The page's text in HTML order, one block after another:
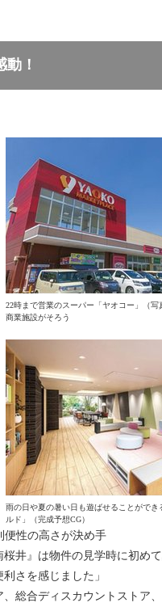
！
22時まで営業のスーパー「ヤオコー」（写
商業施設がそろう
雨の日や夏の暑い日も遊ばせることができ
ルド」（完成予想CG）
便性の高さが決め手
井』は物件の見学時に初めて
さを感じました」
総合ディスカウントストア